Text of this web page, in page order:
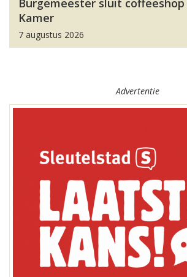
Burgemeester sluit coffeeshop
Kamer
7 augustus 2026
Advertentie